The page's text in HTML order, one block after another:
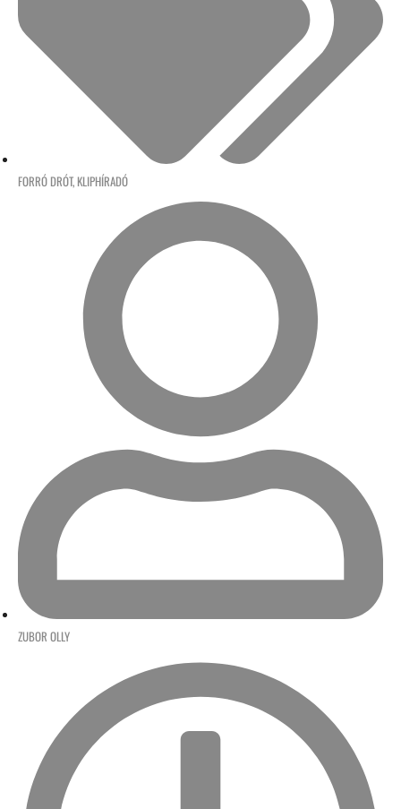
FORRÓ DRÓT, KLIPHÍRADÓ
ZUBOR OLLY